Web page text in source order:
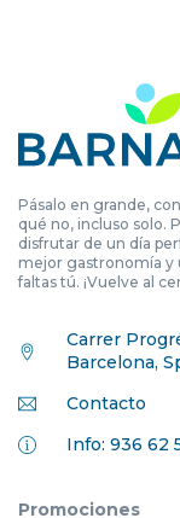
Pásalo en grande,
qué no, incluso solo.
disfrutar de un día
mejor gastronomía y
faltas tú. ¡Vuelve al
Carrer
Barcelona,
Contacto
Info: 936 62
Promociones